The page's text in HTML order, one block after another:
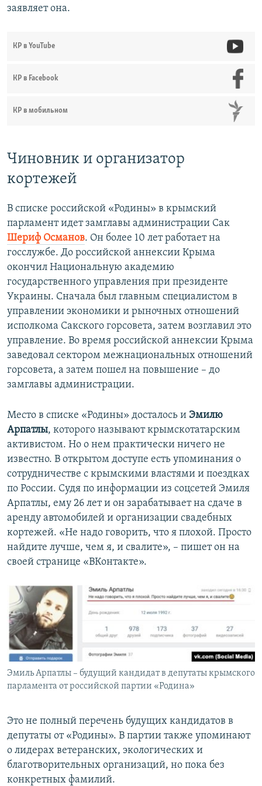
заявляет она.
КР в YouTube
КР в Facebook
КР в мобильном
Чиновник и организатор
кортежей
В списке российской «Родины» в крымский
парламент идет замглавы администрации Сак
Шериф Османов. Он более 10 лет работает на
госслужбе. До российской аннексии Крыма
окончил Национальную академию
государственного управления при президенте
Украины. Сначала был главным специалистом в
управлении экономики и рыночных отношений
исполкома Сакского горсовета, затем возглавил это
управление. Во время российской аннексии Крыма
заведовал сектором межнациональных отношений
горсовета, а затем пошел на повышение – до
замглавы администрации.
Место в списке «Родины» досталось и Эмилю
Арпатлы, которого называют крымскотатарским
активистом. Но о нем практически ничего не
известно. В открытом доступе есть упоминания о
сотрудничестве с крымскими властями и поездках
по России. Судя по информации из соцсетей Эмиля
Арпатлы, ему 26 лет и он зарабатывает на сдаче в
аренду автомобилей и организации свадебных
кортежей. «Не надо говорить, что я плохой. Просто
найдите лучше, чем я, и свалите», – пишет он на
своей странице «ВКонтакте».
Эмиль Арпатлы – будущий кандидат в депутаты крымского
парламента от российской партии «Родина»
Это не полный перечень будущих кандидатов в
депутаты от «Родины». В партии также упоминают
о лидерах ветеранских, экологических и
благотворительных организаций, но пока без
конкретных фамилий.